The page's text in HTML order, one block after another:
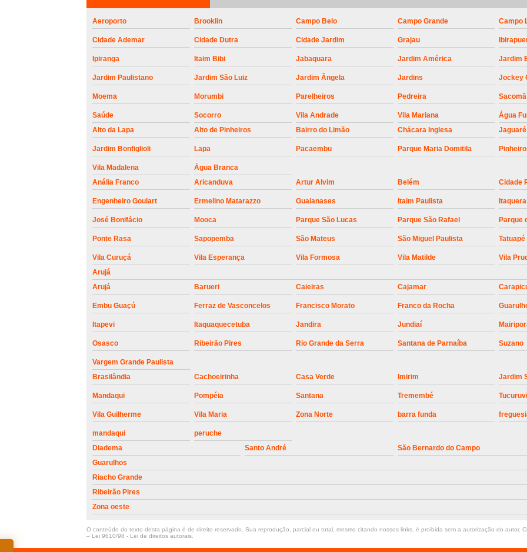
roldanas e
rolamento de
portões
Empresa de
Empresa para
Empresa para
Empresa para
Empresa para
Empresa para
Empresa para
Empresa para
Empresa para Instalação de Trava
Instalação de Motor de Portão
Instalação de Motor em Portão
Instalação de Motor para
Instalação de Motor
Instalação Motor Portão
Instalação de Motor de Portão
Instalação de
Instalação de Portão Automático
Instalação de Portão
Instalação de Portões
Conserto de Motor de
Manutenção de Motor de
Manutenção em Motor de
Manutenção Motor Portão Eletrônico
Manutenção de Portão
Aeroporto Brooklin Campo Belo Campo Grande Campo
Cidade Ademar Cidade Dutra Cidade Jardim Grajau
Ipiranga Itaim Bibi Jabaquara Jardim América Jardim
Jardim Paulistano Jardim São Luiz Jardim Ângela Jardins Jockey
Moema Morumbi Parelheiros Pedreira Sacomã
Saúde Socorro Vila Andrade Vila Mariana
Água
Alto da Lapa
Alto de Pinheiros Bairro do Limão Chácara Inglesa Jaguaré
Jardim Bonfiglioli Lapa Pacaembu Parque Maria Domitila
Vila Madalena
Água Branca
Anália Franco
Aricanduva Artur Alvim Belém Cidade
Engenheiro Goulart Ermelino Matarazzo Guaianases Itaim Paulista Itaquera
José Bonifácio Mooca Parque São Lucas Parque São Rafael Parque
Ponte Rasa Sapopemba São Mateus São Miguel Paulista Tatuapé
Vila Curuçá Vila Esperança Vila Formosa Vila Matilde Vila
Arujá
Arujá
Barueri Caieiras Cajamar
Embu Guaçú Ferraz de Vasconcelos Francisco Morato Franco da Rocha
Itapevi Itaquaquecetuba Jandira Jundiaí
Osasco Ribeirão Pires Rio Grande da Serra Santana de Parnaíba Suzano
Vargem Grande Paulista
Brasilândia
Cachoeirinha Casa Verde Imirim Jardim
Mandaqui Pompéia Santana Tremembé Tucuruvi
Vila Guilherme Vila Maria Zona Norte barra funda
mandaqui
peruche
Diadema
Santo André São Bernardo do Campo
Guarulhos
Riacho Grande
Ribeirão Pires
Zona oeste
O conteúdo do texto desta página é de direito reservado. Sua reprodução, parcial ou total, mesmo citando nossos links, é proibida sem a autorização do autor.
– Lei 9610/98 - Lei de direitos autorais.